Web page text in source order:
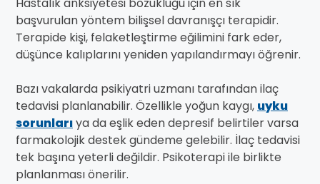
Hastalık anksiyetesi bozukluğu için en sık
başvurulan yöntem bilişsel davranışçı terapidir.
Terapide kişi, felaketleştirme eğilimini fark eder,
düşünce kalıplarını yeniden yapılandırmayı öğrenir.
Bazı vakalarda psikiyatri uzmanı tarafından ilaç
tedavisi planlanabilir. Özellikle yoğun kaygı, uyku
sorunlarıya da eşlik eden depresif belirtiler varsa
farmakolojik destek gündeme gelebilir. İlaç tedavisi
tek başına yeterli değildir. Psikoterapi ile birlikte
planlanması önerilir.